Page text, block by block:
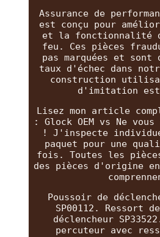
Assurance de
est conçu pour
et la fonctionnalité
feu. Ces pièces
pas marquées et sont
taux d'échec dans
construction
d'imitation est
Lisez mon article
: Glock OEM vs Ne
! J'inspecte
paquet pour une
fois. Toutes les
des pièces d'origine
Poussoir de
SP00112. Ressort
déclencheur
percuteur avec